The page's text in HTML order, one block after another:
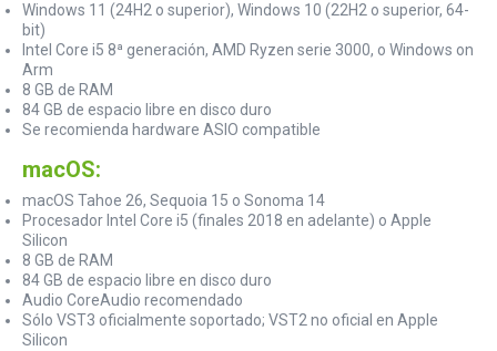
Windows 11 (24H2 o superior), Windows 10 (22H2 o superior, 64-
bit)
Intel Core i5 8ª generación, AMD Ryzen serie 3000, o Windows on
Arm
8 GB de RAM
84 GB de espacio libre en disco duro
Se recomienda hardware ASIO compatible
macOS:
macOS Tahoe 26, Sequoia 15 o Sonoma 14
Procesador Intel Core i5 (finales 2018 en adelante) o Apple
Silicon
8 GB de RAM
84 GB de espacio libre en disco duro
Audio CoreAudio recomendado
Sólo VST3 oficialmente soportado; VST2 no oficial en Apple
Silicon